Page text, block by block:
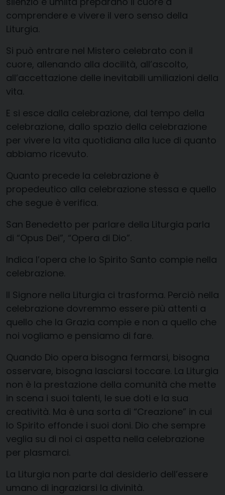
comprendere e vivere il vero senso della
Liturgia.
Si può entrare nel Mistero celebrato con il
cuore, allenando alla docilità, all’ascolto,
all’accettazione delle inevitabili umiliazioni della
vita.
E si esce dalla celebrazione, dal tempo della
celebrazione, dallo spazio della celebrazione
per vivere la vita quotidiana alla luce di quanto
abbiamo ricevuto.
Quanto precede la celebrazione è
propedeutico alla celebrazione stessa e quello
che segue è verifica.
San Benedetto per parlare della Liturgia parla
di “Opus Dei”, “Opera di Dio”.
Indica l’opera che lo Spirito Santo compie nella
celebrazione.
Il Signore nella Liturgia ci trasforma. Perciò nella
celebrazione dovremmo essere più attenti a
quello che la Grazia compie e non a quello che
noi vogliamo e pensiamo di fare.
Quando Dio opera bisogna fermarsi, bisogna
osservare, bisogna lasciarsi toccare. La Liturgia
non è la prestazione della comunità che mette
in scena i suoi talenti, le sue doti e la sua
creatività. Ma è una sorta di “Creazione” in cui
lo Spirito effonde i suoi doni. Dio che sempre
veglia su di noi ci aspetta nella celebrazione
per plasmarci.
La Liturgia non parte dal desiderio dell’essere
umano di ingraziarsi la divinità.